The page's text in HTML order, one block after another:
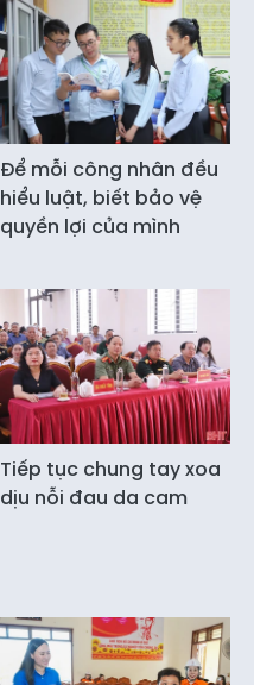
Để mỗi công nhân đều
hiểu luật, biết bảo vệ
quyền lợi của mình
Tiếp tục chung tay xoa
dịu nỗi đau da cam